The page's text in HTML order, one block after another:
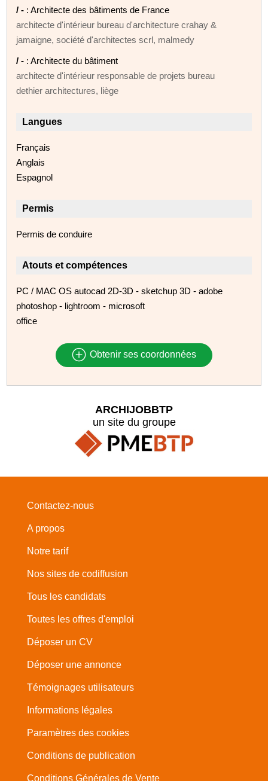
/ - : Architecte des bâtiments de France
architecte d'intérieur bureau d'architecture crahay &
jamaigne, société d'architectes scrl, malmedy
/ - : Architecte du bâtiment
architecte d'intérieur responsable de projets bureau
dethier architectures, liège
Langues
Français
Anglais
Espagnol
Permis
Permis de conduire
Atouts et compétences
PC / MAC OS autocad 2D-3D - sketchup 3D - adobe
photoshop - lightroom - microsoft
office
Obtenir ses coordonnées
ARCHIJOBBTP
un site du groupe
Contactez-nous
A propos
Notre tarif
Nos sites de codiffusion
Tous les candidats
Toutes les offres d'emploi
Déposer un CV
Déposer une annonce
Témoignages utilisateurs
Informations légales
Paramètres des cookies
Conditions de publication
Conditions Générales de Vente